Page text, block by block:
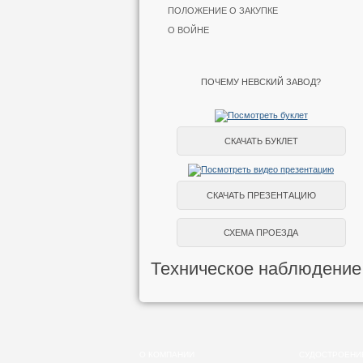
ПОЛОЖЕНИЕ О ЗАКУПКЕ
О ВОЙНЕ
ПОЧЕМУ НЕВСКИЙ ЗАВОД?
СКАЧАТЬ БУКЛЕТ
СКАЧАТЬ ПРЕЗЕНТАЦИЮ
СХЕМА ПРОЕЗДА
Техническое наблюдение